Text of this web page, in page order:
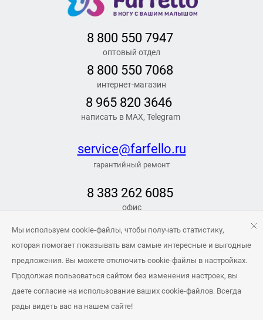
8 800 550 7947
оптовый отдел
8 800 550 7068
интернет-магазин
8 965 820 3646
написать в MAX, Telegram
service@farfello.ru
гарантийный ремонт
8 383 262 6085
офис
РЕЖИМ РАБОТЫ
info@farfello.ru
© 2024 Farfello. Все права защищены.
Мы используем cookie-файлы, чтобы получать статистику,
которая помогает показывать вам самые интересные и выгодные
предложения. Вы можете отключить cookie-файлы в настройках.
Продолжая пользоваться сайтом без изменения настроек, вы
даете согласие на использование ваших cookie-файлов. Всегда
рады видеть вас на нашем сайте!